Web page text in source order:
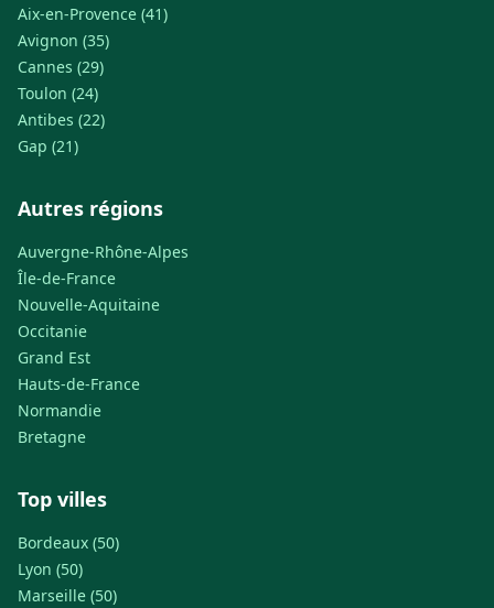
Aix-en-Provence (41)
Avignon (35)
Cannes (29)
Toulon (24)
Antibes (22)
Gap (21)
Autres régions
Auvergne-Rhône-Alpes
Île-de-France
Nouvelle-Aquitaine
Occitanie
Grand Est
Hauts-de-France
Normandie
Bretagne
Top villes
Bordeaux (50)
Lyon (50)
Marseille (50)